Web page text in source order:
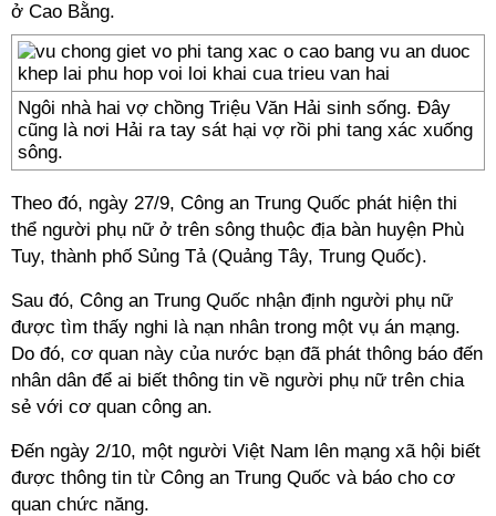
ở Cao Bằng.
Ngôi nhà hai vợ chồng Triệu Văn Hải sinh sống. Đây
cũng là nơi Hải ra tay sát hại vợ rồi phi tang xác xuống
sông.
Theo đó, ngày 27/9, Công an Trung Quốc phát hiện thi
thể người phụ nữ ở trên sông thuộc địa bàn huyện Phù
Tuy, thành phố Sủng Tả (Quảng Tây, Trung Quốc).
Sau đó, Công an Trung Quốc nhận định người phụ nữ
được tìm thấy nghi là nạn nhân trong một vụ án mạng.
Do đó, cơ quan này của nước bạn đã phát thông báo đến
nhân dân để ai biết thông tin về người phụ nữ trên chia
sẻ với cơ quan công an.
Đến ngày 2/10, một người Việt Nam lên mạng xã hội biết
được thông tin từ Công an Trung Quốc và báo cho cơ
quan chức năng.